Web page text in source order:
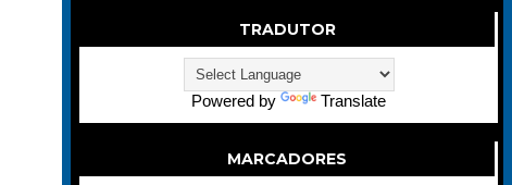
TRADUTOR
Powered by Translate
MARCADORES